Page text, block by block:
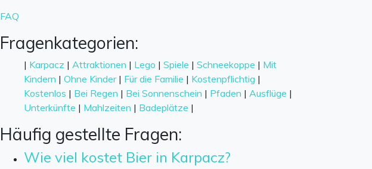
FAQ
Fragenkategorien:
| Karpacz | Attraktionen | Lego | Spiele | Schneekoppe | Mit
Kindern | Ohne Kinder| Für die Familie | Kostenpflichtig |
Kostenlos | Bei Regen | Bei Sonnenschein | Pfaden | Ausflüge |
Unterkünfte | Mahlzeiten | Badeplätze |
Häufig gestellte Fragen:
Wie viel kostet Bier in Karpacz?